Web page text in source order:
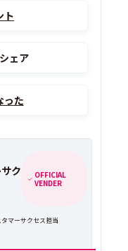
ト
ェア
った
ク
OFFICIAL
VENDER
マーサクセス担当